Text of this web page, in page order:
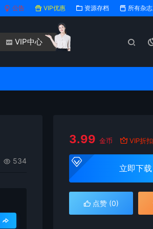
公告 VIP优惠 资源存档 所有杂志
VIP中心
534
3.99 金币 VIP折扣
立即下载
点赞 (0)